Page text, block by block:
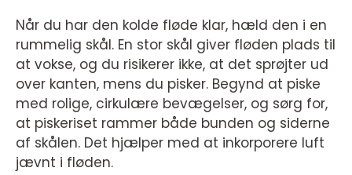
Når du har den kolde fløde klar, hæld den i en
rummelig skål. En stor skål giver fløden plads til
at vokse, og du risikerer ikke, at det sprøjter ud
over kanten, mens du pisker. Begynd at piske
med rolige, cirkulære bevægelser, og sørg for,
at piskeriset rammer både bunden og siderne
af skålen. Det hjælper med at inkorporere luft
jævnt i fløden.